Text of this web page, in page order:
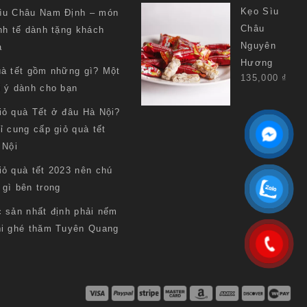
Châu Nam Định – món
tế dành tặng khách
tết gồm những gì? Một
dành cho bạn
quà Tết ở đâu Hà Nội?
cung cấp giỏ quà tết
quà tết 2023 nên chú
gì bên trong
sản nhất định phải nếm
ghé thăm Tuyên Quang
Kẹo Sìu
Châu
Nguyên
Hương
135,000 ₫